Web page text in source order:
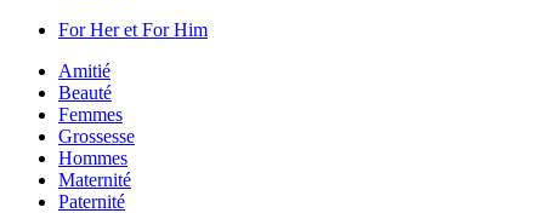
For Her et For Him
Amitié
Beauté
Femmes
Grossesse
Hommes
Maternité
Paternité